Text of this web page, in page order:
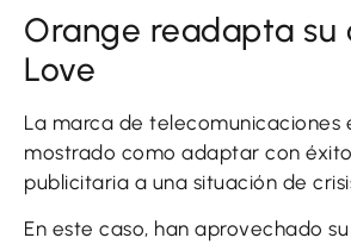
Orange readapta su
Love
La marca de telecomunicaciones
mostrado como adaptar con
publicitaria a una situación de
En este caso, han aprovechado